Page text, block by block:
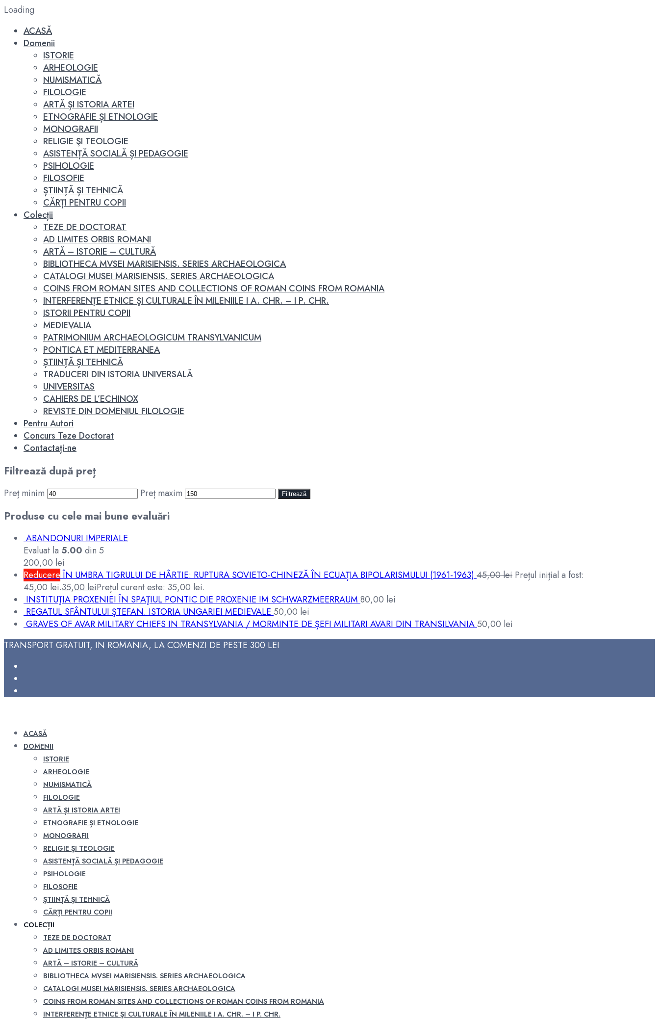
Loading
ACASĂ
Domenii
ISTORIE
ARHEOLOGIE
NUMISMATICĂ
FILOLOGIE
ARTĂ ȘI ISTORIA ARTEI
ETNOGRAFIE ȘI ETNOLOGIE
MONOGRAFII
RELIGIE ŞI TEOLOGIE
ASISTENȚĂ SOCIALĂ ȘI PEDAGOGIE
PSIHOLOGIE
FILOSOFIE
ȘTIINȚĂ ȘI TEHNICĂ
CĂRȚI PENTRU COPII
Colecții
TEZE DE DOCTORAT
AD LIMITES ORBIS ROMANI
ARTĂ – ISTORIE – CULTURĂ
BIBLIOTHECA MVSEI MARISIENSIS. SERIES ARCHAEOLOGICA
CATALOGI MUSEI MARISIENSIS. SERIES ARCHAEOLOGICA
COINS FROM ROMAN SITES AND COLLECTIONS OF ROMAN COINS FROM ROMANIA
INTERFERENŢE ETNICE ŞI CULTURALE ÎN MILENIILE I A. CHR. – I P. CHR.
ISTORII PENTRU COPII
MEDIEVALIA
PATRIMONIUM ARCHAEOLOGICUM TRANSYLVANICUM
PONTICA ET MEDITERRANEA
ȘTIINȚĂ ȘI TEHNICĂ
TRADUCERI DIN ISTORIA UNIVERSALĂ
UNIVERSITAS
CAHIERS DE L’ECHINOX
REVISTE DIN DOMENIUL FILOLOGIE
Pentru Autori
Concurs Teze Doctorat
Contactați-ne
Filtrează după preț
Preț minim Preț maxim Filtrează
Produse cu cele mai bune evaluări
ABANDONURI IMPERIALE
Evaluat la 5.00 din 5
200,00 lei
Reducere ÎN UMBRA TIGRULUI DE HÂRTIE: RUPTURA SOVIETO-CHINEZĂ ÎN ECUAȚIA BIPOLARISMULUI (1961-1963) 45,00lei Prețul inițial a fost:
45,00 lei.35,00 leiPrețul curent este: 35,00 lei.
INSTITUŢIA PROXENIEI ÎN SPAŢIUL PONTIC DIE PROXENIE IM SCHWARZMEERRAUM 80,00 lei
REGATUL SFÂNTULUI ŞTEFAN. ISTORIA UNGARIEI MEDIEVALE 50,00 lei
GRAVES OF AVAR MILITARY CHIEFS IN TRANSYLVANIA / MORMINTE DE ȘEFI MILITARI AVARI DIN TRANSILVANIA50,00 lei
TRANSPORT GRATUIT, IN ROMANIA, LA COMENZI DE PESTE 300 LEI
ACASĂ
DOMENII
ISTORIE
ARHEOLOGIE
NUMISMATICĂ
FILOLOGIE
ARTĂ ȘI ISTORIA ARTEI
ETNOGRAFIE ȘI ETNOLOGIE
MONOGRAFII
RELIGIE ŞI TEOLOGIE
ASISTENȚĂ SOCIALĂ ȘI PEDAGOGIE
PSIHOLOGIE
FILOSOFIE
ȘTIINȚĂ ȘI TEHNICĂ
CĂRȚI PENTRU COPII
COLECȚII
TEZE DE DOCTORAT
AD LIMITES ORBIS ROMANI
ARTĂ – ISTORIE – CULTURĂ
BIBLIOTHECA MVSEI MARISIENSIS. SERIES ARCHAEOLOGICA
CATALOGI MUSEI MARISIENSIS. SERIES ARCHAEOLOGICA
COINS FROM ROMAN SITES AND COLLECTIONS OF ROMAN COINS FROM ROMANIA
INTERFERENŢE ETNICE ŞI CULTURALE ÎN MILENIILE I A. CHR. – I P. CHR.